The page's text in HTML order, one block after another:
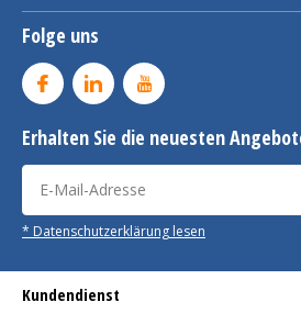
Folge uns
Erhalten Sie die neuesten
* Datenschutzerklärung lesen
Kundendienst